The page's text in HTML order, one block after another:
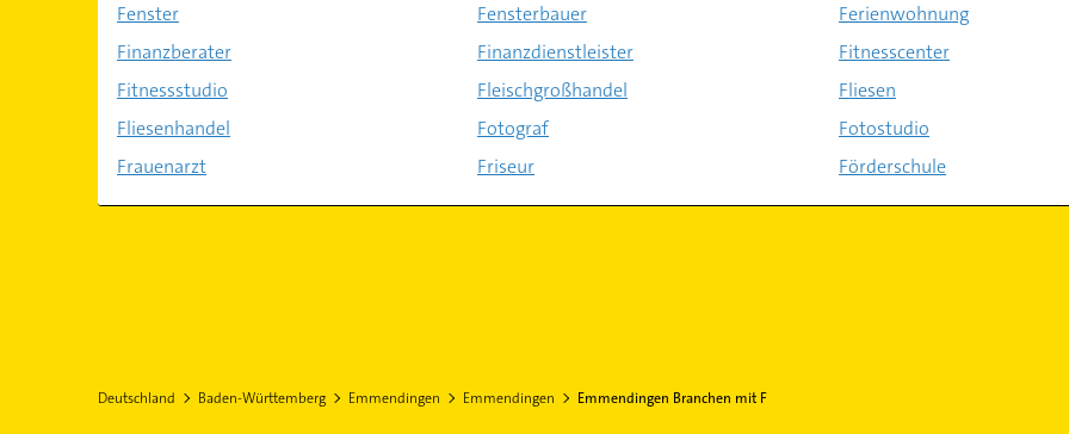
Fenster
Fensterbauer
Ferienwohnung
Finanzberater
Finanzdienstleister
Fitnesscenter
Fitnessstudio
Fleischgroßhandel
Fliesen
Fliesenhandel
Fotograf
Fotostudio
Frauenarzt
Friseur Förderschule
Deutschland Baden-Württemberg Emmendingen Emmendingen Emmendingen Branchen mit F